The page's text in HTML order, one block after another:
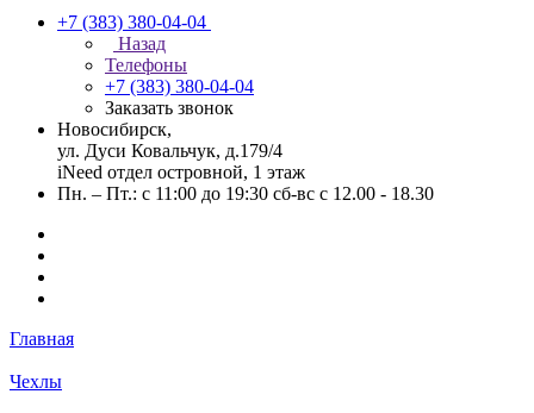
+7 (383) 380-04-04
Назад
Телефоны
+7 (383) 380-04-04
Заказать звонок
Новосибирск,
ул. Дуси Ковальчук, д.179/4
iNeed отдел островной, 1 этаж
Пн. – Пт.: с 11:00 до 19:30 сб-вс с 12.00 - 18.30
Главная
Чехлы